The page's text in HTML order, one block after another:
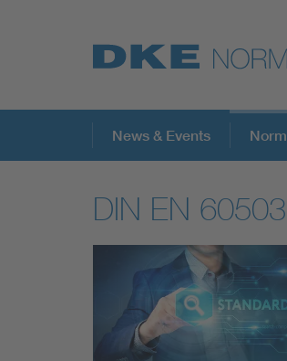
Top-Themen
VDE Fokusthemen
Digital Security
Energy
News & Events
DIN EN